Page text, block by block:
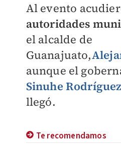
Al evento
autoridades
el alcalde de
Guanajuato,
aunque el
Sinuhe
llegó.
Te recomendamos